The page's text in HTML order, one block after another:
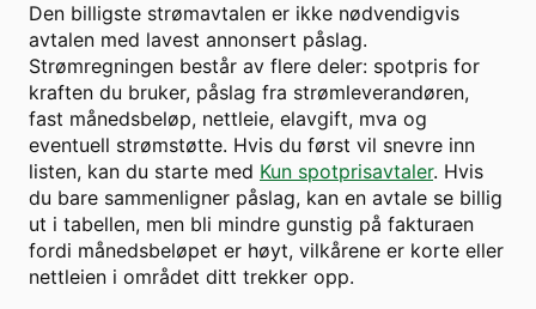
Den billigste strømavtalen er ikke nødvendigvis
avtalen med lavest annonsert påslag.
Strømregningen består av flere deler: spotpris for
kraften du bruker, påslag fra strømleverandøren,
fast månedsbeløp, nettleie, elavgift, mva og
eventuell strømstøtte. Hvis du først vil snevre inn
listen, kan du starte med Kun spotprisavtaler. Hvis
du bare sammenligner påslag, kan en avtale se billig
ut i tabellen, men bli mindre gunstig på fakturaen
fordi månedsbeløpet er høyt, vilkårene er korte eller
nettleien i området ditt trekker opp.